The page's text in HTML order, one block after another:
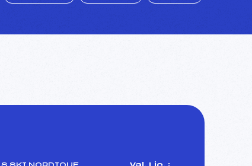
SKI NORDIQUE
Val. Lic. :